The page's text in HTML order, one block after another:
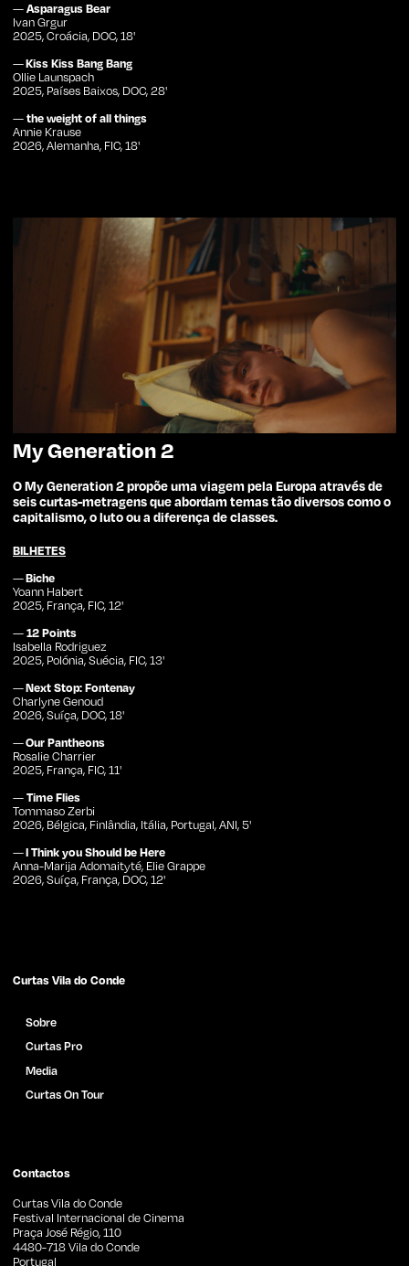
—Asparagus Bear
Ivan Grgur
2025, Croácia, DOC, 18'
—Kiss Kiss Bang Bang
Ollie Launspach
2025, Países Baixos, DOC, 28'
—the weight of all things
Annie Krause
2026, Alemanha, FIC, 18'
My Generation 2
O My Generation 2 propõe uma viagem pela Europa através de
seis curtas-metragens que abordam temas tão diversos como o
capitalismo, o luto ou a diferença de classes.
BILHETES
—Biche
Yoann Habert
2025, França, FIC, 12'
—12 Points
Isabella Rodriguez
2025, Polónia, Suécia, FIC, 13'
—Next Stop: Fontenay
Charlyne Genoud
2026, Suíça, DOC, 18'
—Our Pantheons
Rosalie Charrier
2025, França, FIC, 11'
—Time Flies
Tommaso Zerbi
2026, Bélgica, Finlândia, Itália, Portugal, ANI, 5'
—I Think you Should be Here
Anna-Marija Adomaityté, Elie Grappe
2026, Suíça, França, DOC, 12'
Curtas Vila do Conde
Sobre
Curtas Pro
Media
Catálogo de Filmes
Curtas On Tour
Contactos
Curtas Vila do Conde
Festival Internacional de Cinema
Praça José Régio, 110
4480-718 Vila do Conde
Portugal